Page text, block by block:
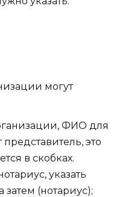
могут
ФИО для
это
в скобках.
указать
затем (нотариус);